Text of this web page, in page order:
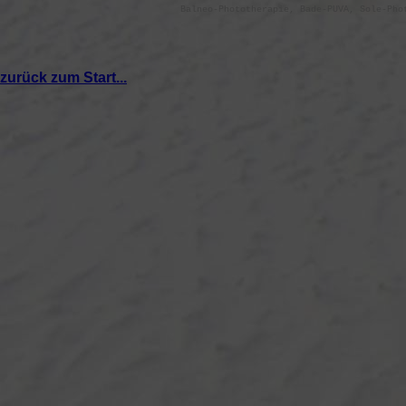
zurück zum Start...